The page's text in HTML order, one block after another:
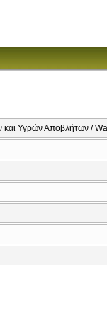
και Υγρών Αποβλήτων /